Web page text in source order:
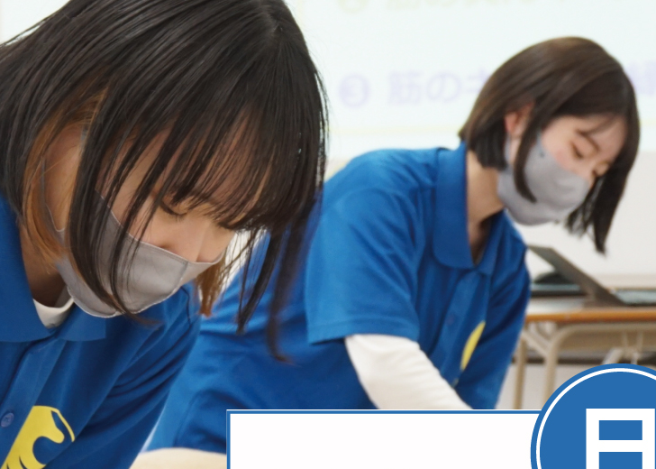
[午前の部] 10：00～12：00 （受付時間 9:20～）
ました
[午後の部] 13：00～15：00 （受付時間 12:20～）
※予約制・定員制になります
実技体験は
「手技療法前後の筋肉硬度を計ろう！」
参加予約は コチラ
【WEB型】
開催時間：10：00～16：00（お好きな時間に参加できます）
予約制になります。
[WEBオープンキャンパス内容]
キャンパス見学
柔道整復師のお仕事紹介